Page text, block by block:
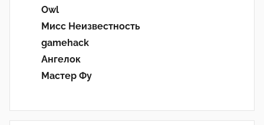
Owl
Мисс Неизвестность
gamehack
Ангелок
Мастер Фу